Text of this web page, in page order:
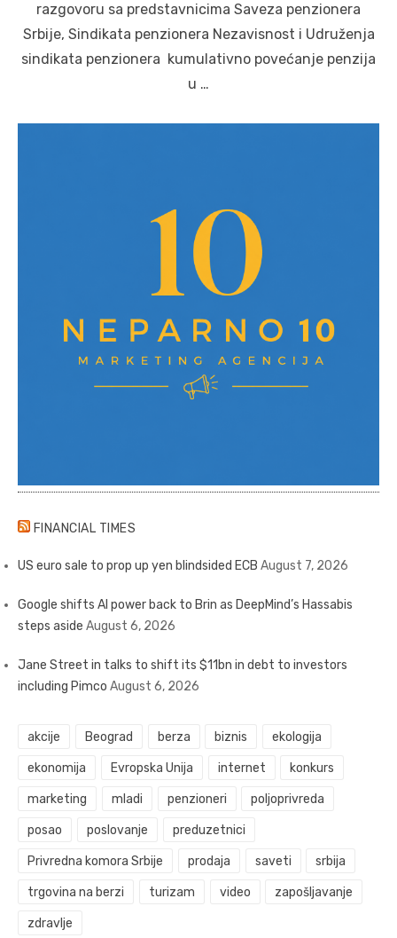
razgovoru sa predstavnicima Saveza penzionera
Srbije, Sindikata penzionera Nezavisnost i Udruženja
sindikata penzionera kumulativno povećanje penzija
u …
FINANCIAL TIMES
US euro sale to prop up yen blindsided ECB August 7, 2026
Google shifts AI power back to Brin as DeepMind’s Hassabis
steps aside August 6, 2026
Jane Street in talks to shift its $11bn in debt to investors
including Pimco August 6, 2026
akcije Beograd berza biznis ekologija
ekonomija Evropska Unija internet konkurs
marketing mladi penzioneri poljoprivreda
posao poslovanje preduzetnici
Privredna komora Srbije prodaja saveti srbija
trgovina na berzi turizam video zapošljavanje
zdravlje